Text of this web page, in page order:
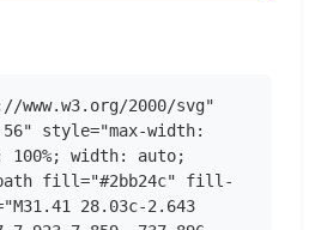
www.w3.org/2000/svg"
style="max-width:
100%; width: auto;
fill="#2bb24c" fill-
28.03c-2.643